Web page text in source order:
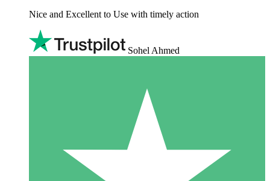
Nice and Excellent to Use with timely action
Sohel Ahmed